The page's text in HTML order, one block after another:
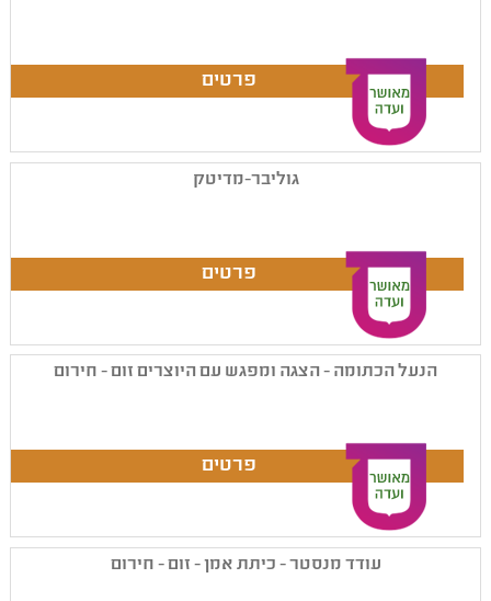
גוליבר-מדיטק
הנעל הכתומה - הצגה ומפגש עם היוצרים זום - חירום
עודד מנסטר - כיתת אמן - זום - חירום